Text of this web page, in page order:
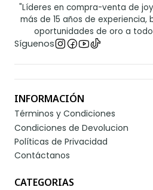
"Líderes en compra-venta de
más de 15 años de experiencia,
oportunidades de oro a
Síguenos
INFORMACIÓN
Términos y Condiciones
Condiciones de Devolucion
Políticas de Privacidad
Contáctanos
CATEGORIAS